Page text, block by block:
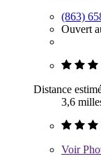
(863)
Ouvert
Distance
3,6
Voir